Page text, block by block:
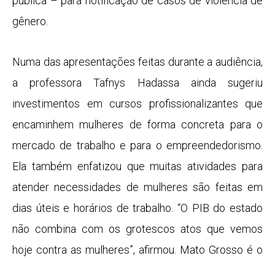
gênero.
Numa das apresentações feitas durante a audiência,
a professora Tafnys Hadassa ainda sugeriu
investimentos em cursos profissionalizantes que
encaminhem mulheres de forma concreta para o
mercado de trabalho e para o empreendedorismo.
Ela também enfatizou que muitas atividades para
atender necessidades de mulheres são feitas em
dias úteis e horários de trabalho. “O PIB do estado
não combina com os grotescos atos que vemos
hoje contra as mulheres”, afirmou. Mato Grosso é o